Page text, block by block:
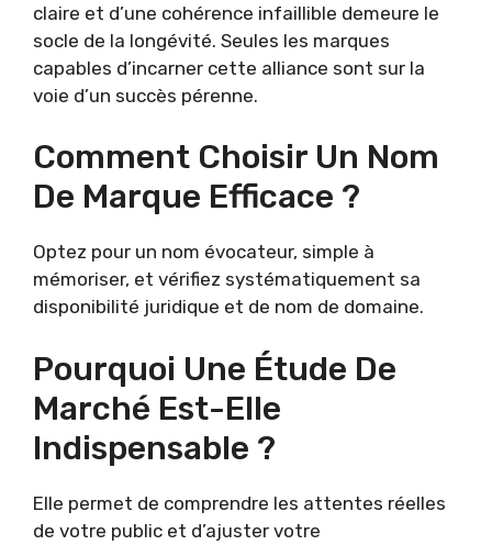
claire et d’une cohérence infaillible demeure le
socle de la longévité. Seules les marques
capables d’incarner cette alliance sont sur la
voie d’un succès pérenne.
Comment Choisir Un Nom
De Marque Efficace ?
Optez pour un nom évocateur, simple à
mémoriser, et vérifiez systématiquement sa
disponibilité juridique et de nom de domaine.
Pourquoi Une Étude De
Marché Est-Elle
Indispensable ?
Elle permet de comprendre les attentes réelles
de votre public et d’ajuster votre